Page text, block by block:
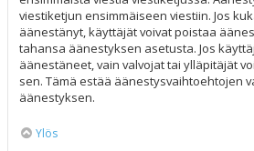
viestiketjun ensimmäiseen viestiin. Jos
äänestänyt, käyttäjät voivat poistaa
tahansa äänestyksen asetusta. Jos
äänestäneet, vain valvojat tai ylläpitäjät
sen. Tämä estää äänestysvaihtoehtojen
äänestyksen.
Ylös